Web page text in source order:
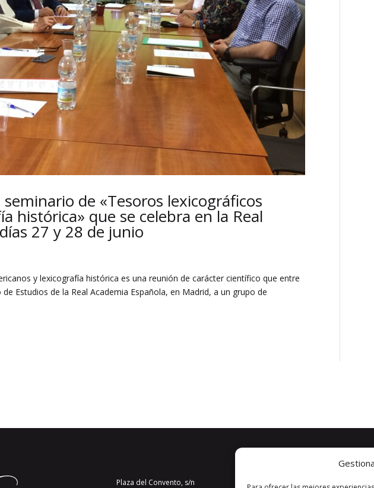
de «Tesoros lexicográficos
histórica» que se celebra en la Real
27 y 28 de junio
y lexicografía histórica es una reunión de carácter científico que entre
Estudios de la Real Academia Española, en Madrid, a un grupo de
Plaza del Convento, s/n